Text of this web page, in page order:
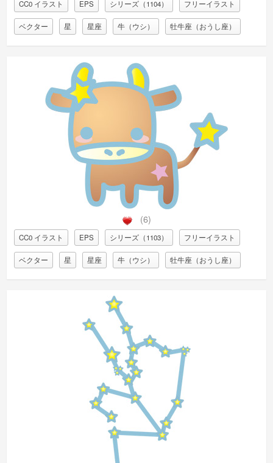
CC0 イラスト EPS シリーズ（1104） フリーイラスト
ベクター 星 星座 牛（ウシ） 牡牛座（おうし座）
(6)
CC0 イラスト EPS シリーズ（1103） フリーイラスト
ベクター 星 星座 牛（ウシ） 牡牛座（おうし座）